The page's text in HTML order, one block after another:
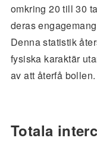
omkring 20 till 30
deras
Denna statistik
fysiska karaktär
av att återfå bollen.
Totala